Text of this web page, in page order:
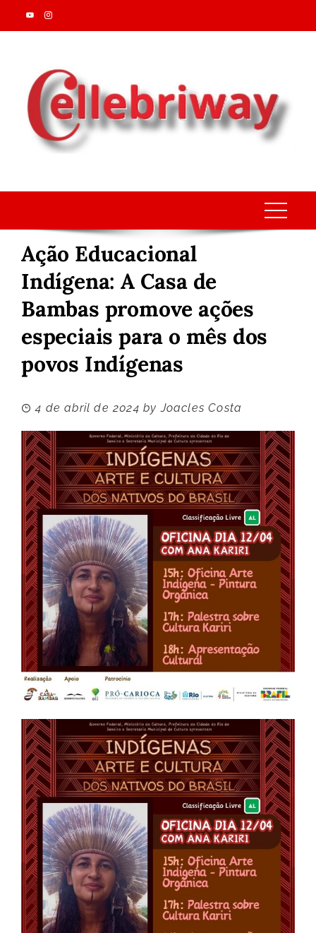
Skip
to
Ação Educacional
Indígena: A Casa de
Bambas promove ações
especiais para o mês dos
povos Indígenas
4 de abril de 2024 byJoacles Costa